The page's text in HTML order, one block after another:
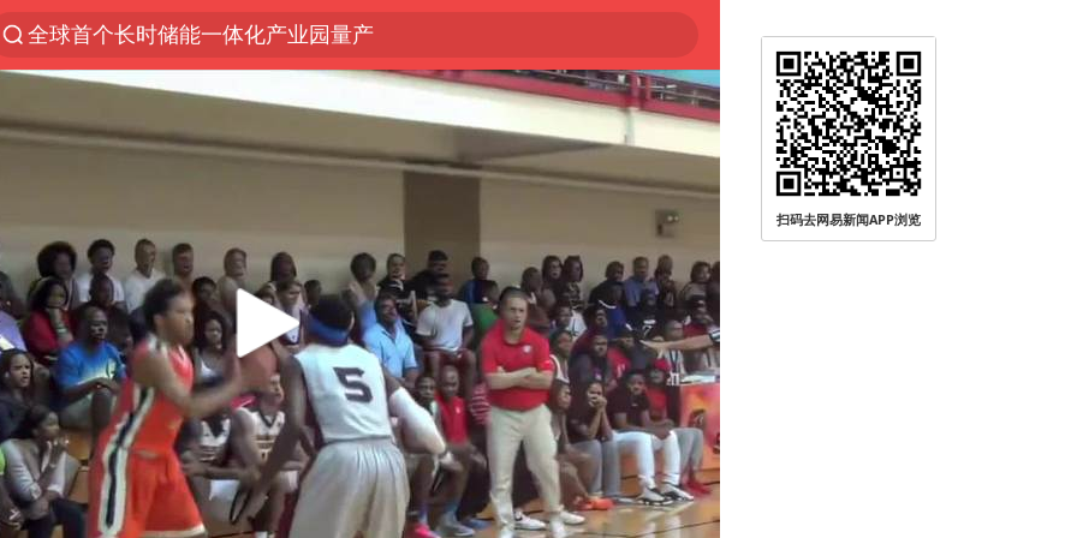
全球首个长时储能一体化产业园量产
台风白海豚已进入24小时警戒线
中国女篮70-67险胜尼日利亚女篮
四川宜宾市高县4.9级地震致1人死亡
上海：台风白海豚或将带来龙卷风
出口禁令驱动有色板块大涨
胜宏科技：股票交易异常波动
秋天的第一杯奶茶到底有多火
U17国足三连胜晋级明日之星半决赛
国乒男单横滨冠军赛全军覆没
38岁演员求职万岁山NPC成功
扫码去网易新闻APP浏览